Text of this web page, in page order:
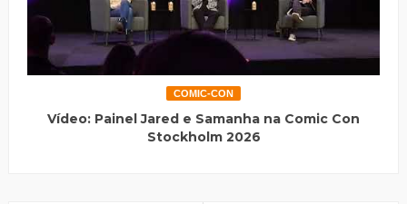
COMIC-CON
Vídeo: Painel Jared e Samanha na Comic Con
Stockholm 2026